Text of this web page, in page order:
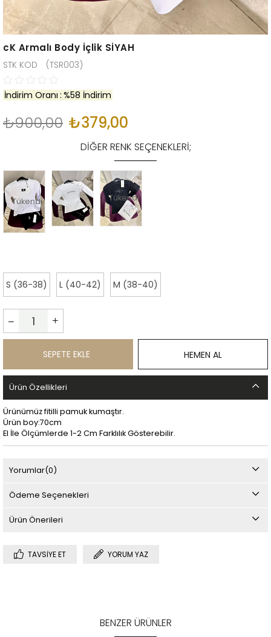
cK Armalı Body İçlik SİYAH
(TSR003)
İndirim Oranı : %58 İndirim
₺900,00 ₺379,00
DIĞER RENK SEÇENEKLERI;
Tükendi Tükendi
S (36-38) L (40-42) M (38-40)
Ürün Özellikleri
Ürünümüz fitilli pamuk kumaştır.
Ürün boy:70cm
El İle Ölçümlerde 1-2 Cm Farklılık Gösterebilir.
Yorumlar(0)
Ödeme Seçenekleri
Ürün Önerileri
TAVSIYE ET YORUM YAZ
BENZER ÜRÜNLER